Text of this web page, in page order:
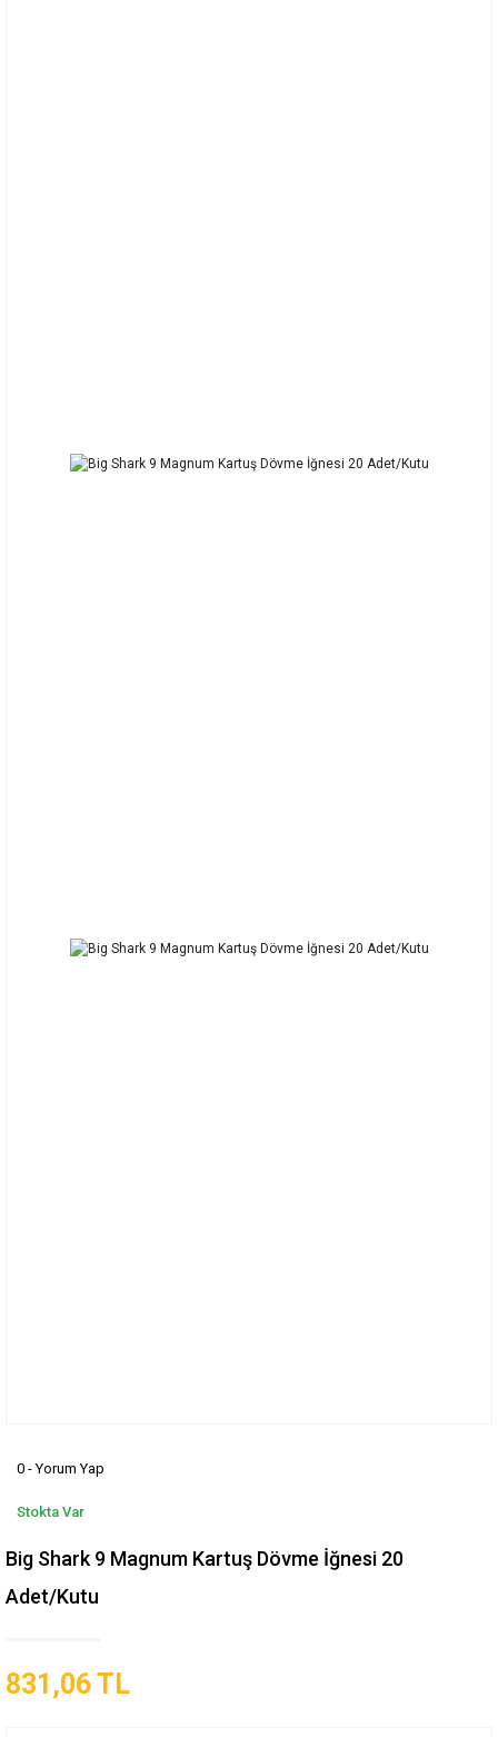
0 - Yorum Yap
Stokta Var
Big Shark 9 Magnum Kartuş Dövme İğnesi 20
Adet/Kutu
831,06 TL